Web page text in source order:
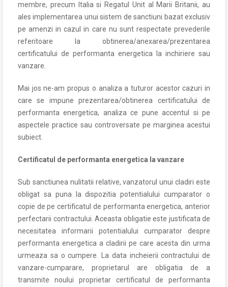
membre, precum Italia si Regatul Unit al Marii Britanii, au
ales implementarea unui sistem de sanctiuni bazat exclusiv
pe amenzi in cazul in care nu sunt respectate prevederile
referitoare la obtinerea/anexarea/prezentarea
certificatului de performanta energetica la inchiriere sau
vanzare.
Mai jos ne-am propus o analiza a tuturor acestor cazuri in
care se impune prezentarea/obtinerea certificatului de
performanta energetica, analiza ce pune accentul si pe
aspectele practice sau controversate pe marginea acestui
subiect.
Certificatul de performanta energetica la vanzare
Sub sanctiunea nulitatii relative, vanzatorul unui cladiri este
obligat sa puna la dispozitia potentialului cumparator o
copie de pe certificatul de performanta energetica, anterior
perfectarii contractului. Aceasta obligatie este justificata de
necesitatea informarii potentialului cumparator despre
performanta energetica a cladirii pe care acesta din urma
urmeaza sa o cumpere. La data incheierii contractului de
vanzare-cumparare, proprietarul are obligatia de a
transmite noului proprietar certificatul de performanta